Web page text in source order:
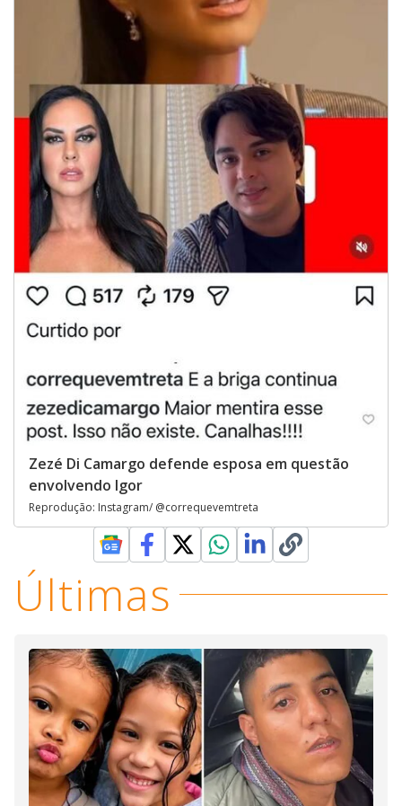
Zezé Di Camargo defende esposa em questão
envolvendo Igor
Reprodução: Instagram/ @correquevemtreta
Últimas